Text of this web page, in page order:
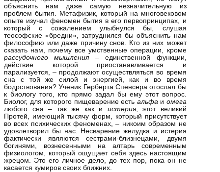
объяснить нам даже самую незначительную из
проблем бытия. Метафизик, который на многовековом
опыте изучал феномен бытия в его первопринципах, и
который с сожалением улыбнулся бы, слушая
теософские «бредни», затруднился бы объяснить нам
философию или даже причину снов. Кто из них может
сказать нам, почему все умственные операции, кроме
рассудочного мышления– единственной функции,
действие которой приостанавливается и
парализуется, – продолжают осуществляться во время
сна с той же силой и энергией, как и во время
бодрствования? Ученик Герберта Спенсера отослал бы
к биологу того, кто прямо задал бы ему этот вопрос.
Биолог, для которого пищеварение есть альфа и омега
любого сна – так же как и истерия, этот великий
Протей, имеющий тысячу форм, который присутствует
во всех психических феноменах, – никоим образом не
удовлетворил бы нас. Несварение желудка и истерия
фактически являются сестрами‑близнецами, двумя
богинями, вознесенными на алтарь современным
физиологом, который ощущает себя здесь настоящим
жрецом. Это его личное дело, до тех пор, пока он не
касается кумиров своих ближних.